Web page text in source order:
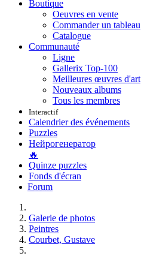
Boutique
Oeuvres en vente
Commander un tableau
Catalogue
Communauté
Ligne
Gallerix Top-100
Meilleures œuvres d'art
Nouveaux albums
Tous les membres
Interactif
Calendrier des événements
Puzzles
Нейрогенератор
🔥
Quinze puzzles
Fonds d'écran
Forum
Galerie de photos
Peintres
Courbet, Gustave